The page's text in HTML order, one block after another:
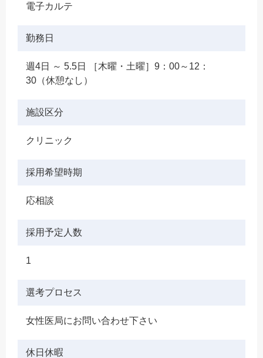
電子カルテ
勤務日
週4日 ～ 5.5日 ［木曜・土曜］9：00～12：
30（休憩なし）
施設区分
クリニック
採用希望時期
応相談
採用予定人数
1
選考プロセス
女性医局にお問い合わせ下さい
休日休暇